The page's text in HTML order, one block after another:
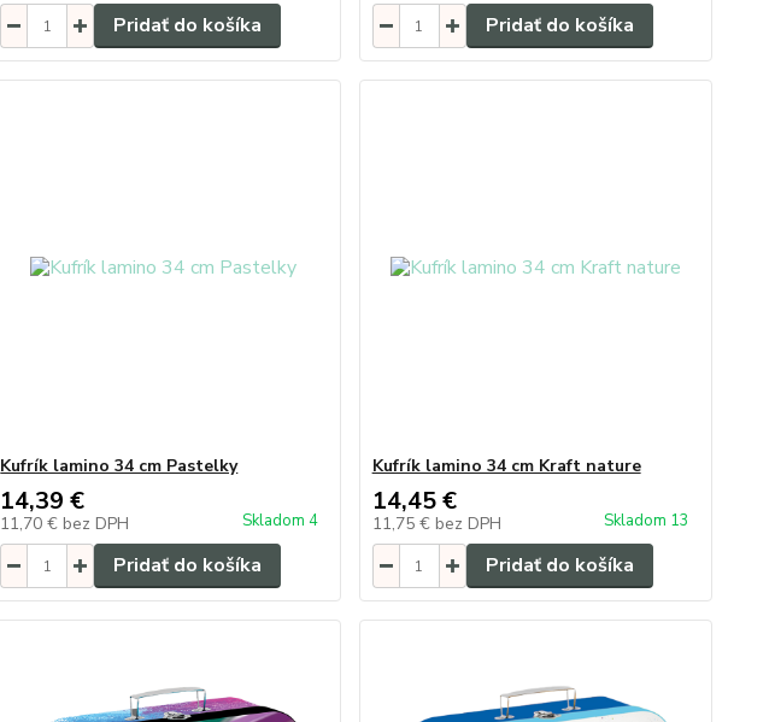
Pridať do košíka Pridať do košíka
Kufrík lamino 34 cm Pastelky
14,39 €
11,70 € bez DPH Skladom 4
Pridať do košíka
Kufrík lamino 34 cm Kraft nature
14,45 €
11,75 € bez DPH Skladom 13
Pridať do košíka